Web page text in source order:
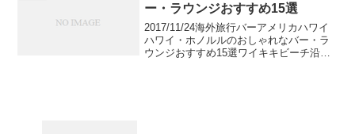
ー・ラウンジおすすめ15選
2017/11/24海外旅行バーアメリカハワイ
ハワイ・ホノルルのおしゃれなバー・ラ
ウンジおすすめ15選ワイキキビーチ沿い